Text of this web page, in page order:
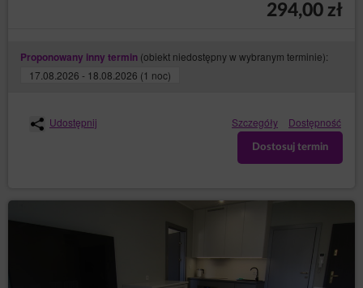
294,00 zł
Proponowany inny termin (obiekt niedostępny w wybranym terminie):
17.08.2026 - 18.08.2026 (1 noc)
Udostępnij Szczegóły Dostępność
Dostosuj termin